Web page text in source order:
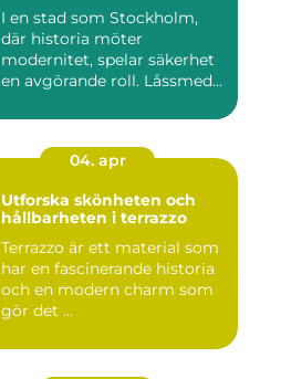
I en stad som Stockholm,
där historia möter
modernitet, spelar säkerhet
en avgörande roll. Låssmed
04. apr
Utforska skönheten och
hållbarheten i terrazzo
Terrazzo är ett material som
har en fascinerande historia
och en modern charm som
gör det ...